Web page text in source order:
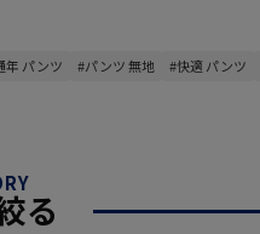
年 パンツ #パンツ 無地 #快適 パンツ
る